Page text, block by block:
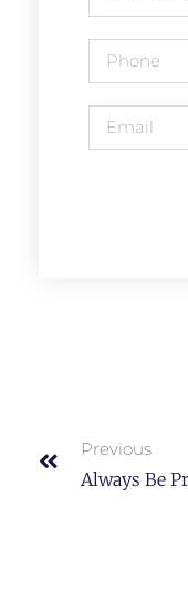
Previous